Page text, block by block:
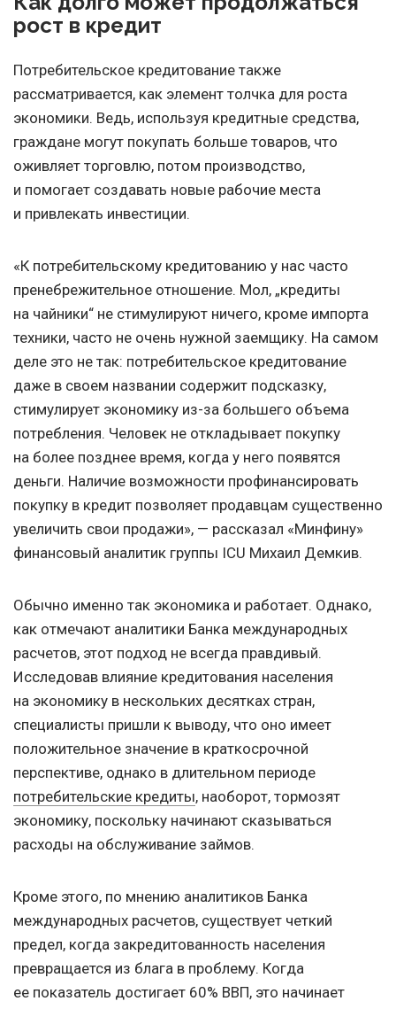
рост в кредит
Потребительское кредитование также
рассматривается, как элемент толчка для роста
экономики. Ведь, используя кредитные средства,
граждане могут покупать больше товаров, что
оживляет торговлю, потом производство,
и помогает создавать новые рабочие места
и привлекать инвестиции.
«К потребительскому кредитованию у нас часто
пренебрежительное отношение. Мол, „кредиты
на чайники“ не стимулируют ничего, кроме импорта
техники, часто не очень нужной заемщику. На самом
деле это не так: потребительское кредитование
даже в своем названии содержит подсказку,
стимулирует экономику из-за большего объема
потребления. Человек не откладывает покупку
на более позднее время, когда у него появятся
деньги. Наличие возможности профинансировать
покупку в кредит позволяет продавцам существенно
увеличить свои продажи», — рассказал «Минфину»
финансовый аналитик группы ICU Михаил Демкив.
Обычно именно так экономика и работает. Однако,
как отмечают аналитики Банка международных
расчетов, этот подход не всегда правдивый.
Исследовав влияние кредитования населения
на экономику в нескольких десятках стран,
специалисты пришли к выводу, что оно имеет
положительное значение в краткосрочной
перспективе, однако в длительном периоде
потребительские кредиты, наоборот, тормозят
экономику, поскольку начинают сказываться
расходы на обслуживание займов.
Кроме этого, по мнению аналитиков Банка
международных расчетов, существует четкий
предел, когда закредитованность населения
превращается из блага в проблему. Когда
ее показатель достигает 60% ВВП, это начинает